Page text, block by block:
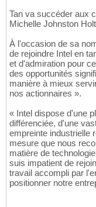
Tan va succéder aux
Michelle Johnston
À l'occasion de sa
de rejoindre Intel en
et d'admiration pour
des opportunités
manière à mieux
nos actionnaires ».
« Intel dispose d'une
différenciée, d'une
empreinte industrielle
mesure que nous
matière de
suis impatient de
travail accompli par
positionner notre